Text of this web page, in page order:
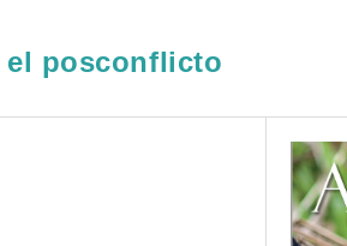
el posconflicto